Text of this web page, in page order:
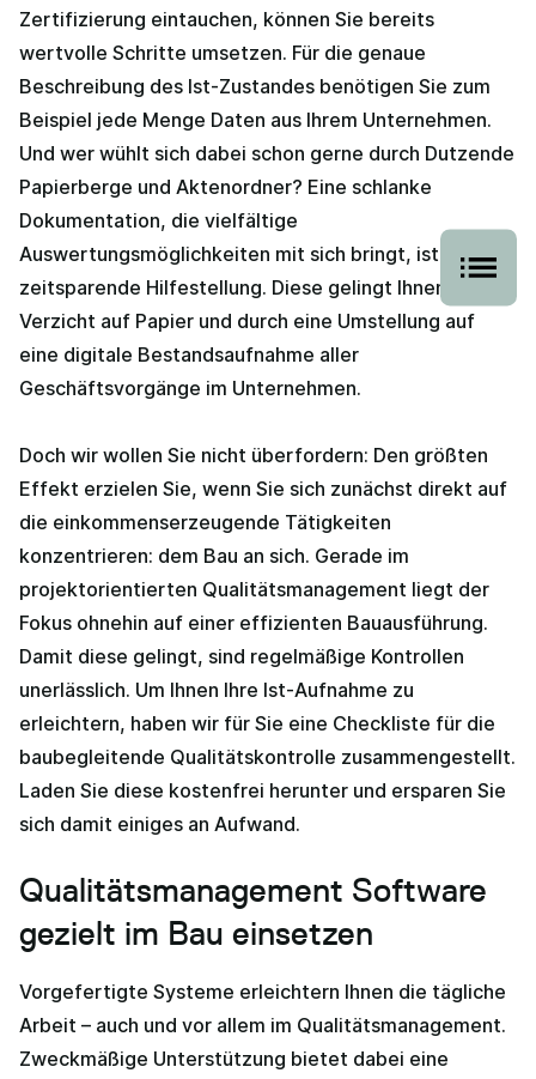
Zertifizierung eintauchen, können Sie bereits
wertvolle Schritte umsetzen. Für die genaue
Beschreibung des Ist-Zustandes benötigen Sie zum
Beispiel jede Menge Daten aus Ihrem Unternehmen.
Und wer wühlt sich dabei schon gerne durch Dutzende
Papierberge und Aktenordner? Eine schlanke
Dokumentation, die vielfältige
Auswertungsmöglichkeiten mit sich bringt, ist eine
zeitsparende Hilfestellung. Diese gelingt Ihnen mit
Verzicht auf Papier und durch eine Umstellung auf
eine digitale Bestandsaufnahme aller
Geschäftsvorgänge im Unternehmen.
Doch wir wollen Sie nicht überfordern: Den größten
Effekt erzielen Sie, wenn Sie sich zunächst direkt auf
die einkommenserzeugende Tätigkeiten
konzentrieren: dem Bau an sich. Gerade im
projektorientierten Qualitätsmanagement liegt der
Fokus ohnehin auf einer effizienten Bauausführung.
Damit diese gelingt, sind regelmäßige Kontrollen
unerlässlich. Um Ihnen Ihre Ist-Aufnahme zu
erleichtern, haben wir für Sie eine Checkliste für die
baubegleitende Qualitätskontrolle zusammengestellt.
Laden Sie diese kostenfrei herunter und ersparen Sie
sich damit einiges an Aufwand.
Qualitätsmanagement Software
gezielt im Bau einsetzen
Vorgefertigte Systeme erleichtern Ihnen die tägliche
Arbeit – auch und vor allem im Qualitätsmanagement.
Zweckmäßige Unterstützung bietet dabei eine